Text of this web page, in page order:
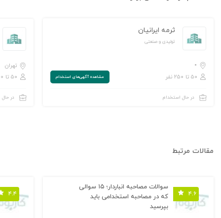
ثرمه ایرانیان
تولیدی و صنعتی
-
۵۰ تا ۲۵۰ نفر مشاهده‌ آگهی‌های استخدام
در حال استخدام
تهران
۵۰ تا ۲۵۰ نفر
در
مقالات مرتبط
۴.۶
سوالات مصاحبه انباردار؛ ۱۵ سوالی
که در مصاحبه استخدامی باید
بپرسید
۴.۴